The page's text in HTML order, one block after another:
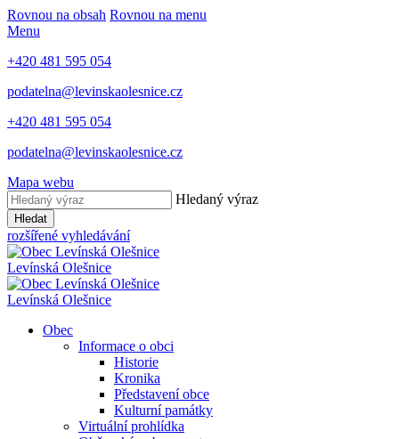
Rovnou na obsah Rovnou na menu
Menu
+420 481 595 054
podatelna@levinskaolesnice.cz
+420 481 595 054
podatelna@levinskaolesnice.cz
Mapa webu
Hledaný výraz
Hledat
rozšířené vyhledávání
Levínská Olešnice
Levínská Olešnice
Obec
Informace o obci
Historie
Kronika
Představení obce
Kulturní památky
Virtuální prohlídka